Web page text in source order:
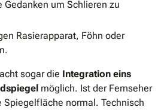
Gedanken um Schlieren zu
Rasierapparat, Föhn oder
sogar die Integration eins
möglich. Ist der Fernseher
normal. Technisch